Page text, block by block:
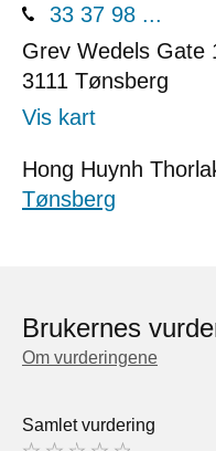
33 37 98 ...
Grev Wedels Gate
3111 Tønsberg
Vis kart
Hong Huynh
Tønsberg
Brukernes
Om vurderingene
Samlet vurdering